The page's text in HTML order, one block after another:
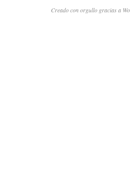
Creado con orgullo gracias a